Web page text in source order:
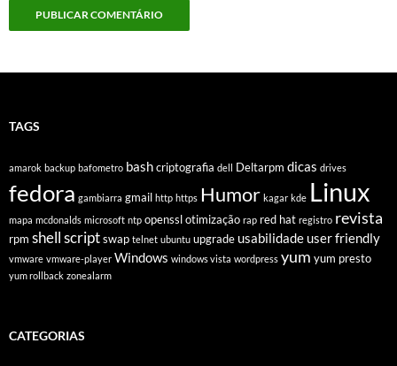
TAGS
amarok backup bafometro bashcriptografia dell Deltarpm dicas drives
fedora gambiarra gmail http https Humor kagar kde Linux
mapa mcdonalds microsoft ntp opensslotimização rap red hat registro revista
rpm shell scriptswap telnet ubuntu upgrade usabilidade user friendly
vmware vmware-player Windows windows vista wordpress yum yum presto
yum rollback zonealarm
CATEGORIAS